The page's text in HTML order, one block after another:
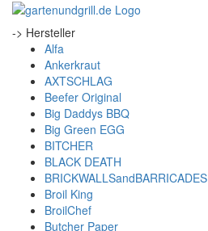
-> Hersteller
Alfa
Ankerkraut
AXTSCHLAG
Beefer Original
Big Daddys BBQ
Big Green EGG
BITCHER
BLACK DEATH
BRICKWALLSandBARRICADES
Broil King
BroilChef
Butcher Paper